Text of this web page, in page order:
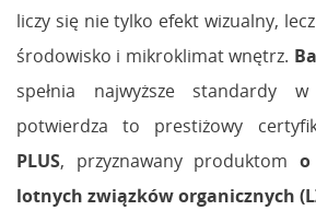
liczy się nie tylko efekt wizualny,
środowisko i mikroklimat wnętrz.
spełnia najwyższe standardy
potwierdza to prestiżowy
PLUS, przyznawany produktom o
lotnych związków organicznych